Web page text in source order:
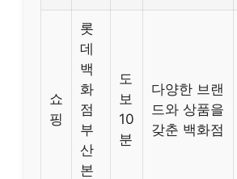
쇼
핑
롯
데
백
화
점
부
산
본
도
보
10
분
다양한 브랜
드와 상품을
갖춘 백화점